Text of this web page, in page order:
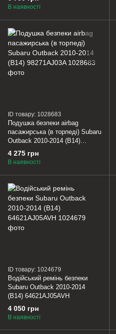
В наявності
ID товару: 1028683
Подушка безпеки airbag
пасажирська (в торпеді) Subaru
Outback 2010-2014 (B14)
98271AJ03A
4 275 грн
В наявності
ID товару: 1024679
Водійський ремінь безпеки
Subaru Outback 2010-2014
(B14) 64621AJ05AVH
4 050 грн
В наявності